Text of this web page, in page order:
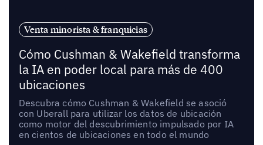
Venta minorista & franquicias
Cómo Cushman & Wakefield transforma
la IA en poder local para más de 400
ubicaciones
Descubra cómo Cushman & Wakefield se asoció
con Uberall para utilizar los datos de ubicación
como motor del descubrimiento impulsado por IA
en cientos de ubicaciones en todo el mundo